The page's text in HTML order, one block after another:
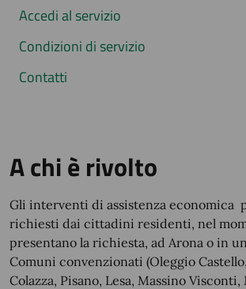
Accedi al servizio
Condizioni di servizio
Contatti
A chi è rivolto
Gli interventi di assistenza economica
richiesti dai cittadini residenti, nel
presentano la richiesta, ad Arona o in
Comuni convenzionati (Oleggio
Colazza, Pisano, Lesa, Massino Visconti,